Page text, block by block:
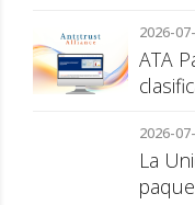
2026-
ATA
2026-
La